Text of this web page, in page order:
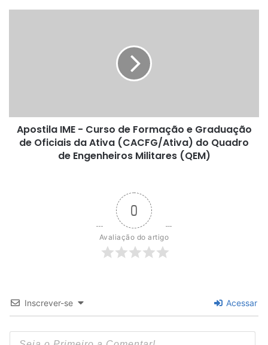
de
Oficiais
Apostila IME - Curso de Formação e Graduação
de Oficiais da Ativa (CACFG/Ativa) do Quadro
de Engenheiros Militares (QEM)
0
Avaliação do artigo
Inscrever-se Acessar